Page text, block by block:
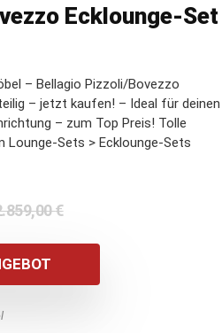
Ecklounge-Set
– Bellagio Pizzoli/Bovezzo
– jetzt kaufen! – Ideal für deinen
– zum Top Preis! Tolle
Lounge-Sets > Ecklounge-Sets
€Ursprünglicher
war:
Aktueller
ist: